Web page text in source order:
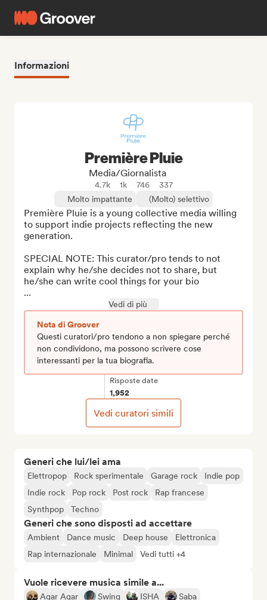
Informazioni
Generi che lui/lei ama
Elettropop Rock sperimentale Garage rock
Indie pop
Indie rock
Pop rock Post rock
Rap francese
Synthpop
Techno
Generi che sono disposti ad accettare
Ambient Dance music Deep house
Elettronica
Rap internazionale
Minimal Vedi tutti +4
Vuole ricevere musica simile a...
Agar Agar Swing ISHA
Saba
Première Pluie
Media/Giornalista
4.7k 1k 746
337
Molto impattante
(Molto) selettivo
Première Pluie is a young collective media willing
to support indie projects reflecting the new
generation.
SPECIAL NOTE: This curator/pro tends to not
explain why he/she decides not to share, but
he/she can write cool things for your bio
...
Vedi di più
Nota di Groover
Questi curatori/pro tendono a non spiegare perché
non condividono, ma possono scrivere cose
interessanti per la tua biografia.
Risposte date
1,952
Vedi curatori simili